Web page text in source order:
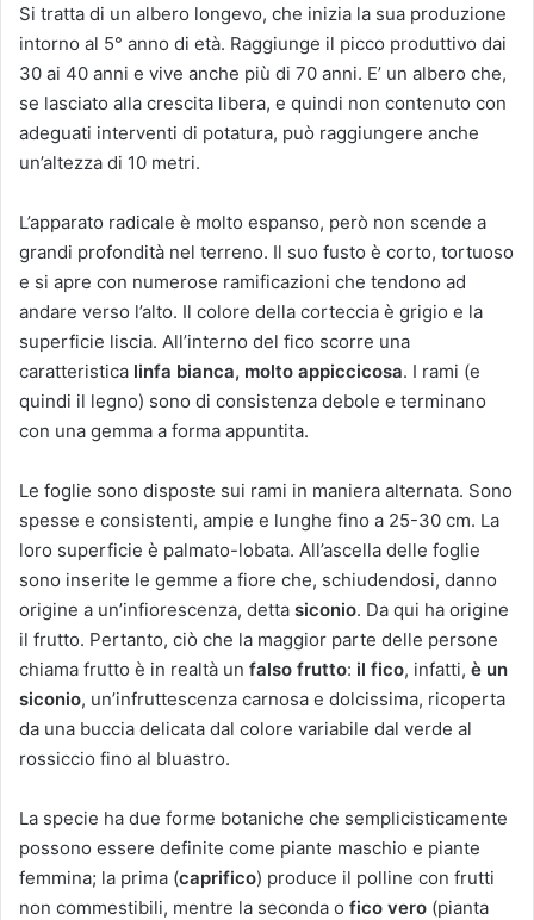
Si tratta di un albero longevo, che inizia la sua produzione
intorno al 5° anno di età. Raggiunge il picco produttivo dai
30 ai 40 anni e vive anche più di 70 anni. E’ un albero che,
se lasciato alla crescita libera, e quindi non contenuto con
adeguati interventi di potatura, può raggiungere anche
un’altezza di 10 metri.
L’apparato radicale è molto espanso, però non scende a
grandi profondità nel terreno. Il suo fusto è corto, tortuoso
e si apre con numerose ramificazioni che tendono ad
andare verso l’alto. Il colore della corteccia è grigio e la
superficie liscia. All’interno del fico scorre una
caratteristica linfa bianca, molto appiccicosa. I rami (e
quindi il legno) sono di consistenza debole e terminano
con una gemma a forma appuntita.
Le foglie sono disposte sui rami in maniera alternata. Sono
spesse e consistenti, ampie e lunghe fino a 25-30 cm. La
loro superficie è palmato-lobata. All’ascella delle foglie
sono inserite le gemme a fiore che, schiudendosi, danno
origine a un’infiorescenza, detta siconio. Da qui ha origine
il frutto. Pertanto, ciò che la maggior parte delle persone
chiama frutto è in realtà un falso frutto: il fico, infatti, è un
siconio, un’infruttescenza carnosa e dolcissima, ricoperta
da una buccia delicata dal colore variabile dal verde al
rossiccio fino al bluastro.
La specie ha due forme botaniche che semplicisticamente
possono essere definite come piante maschio e piante
femmina; la prima (caprifico) produce il polline con frutti
non commestibili, mentre la seconda o fico vero (pianta